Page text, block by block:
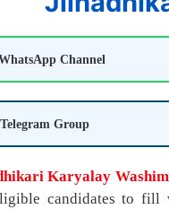
Channel
Telegram Group
Karyalay
candidates to fill